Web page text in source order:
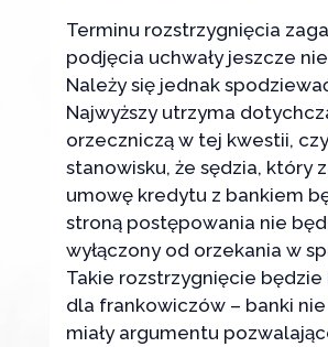
Terminu rozstrzygnięcia
podjęcia uchwały jeszcze
Należy się jednak
Najwyższy utrzyma
orzeczniczą w tej kwestii,
stanowisku, że sędzia, który
umowę kredytu z bankiem
stroną postępowania nie
wyłączony od orzekania w
Takie rozstrzygnięcie będzie
dla frankowiczów – banki
miały argumentu